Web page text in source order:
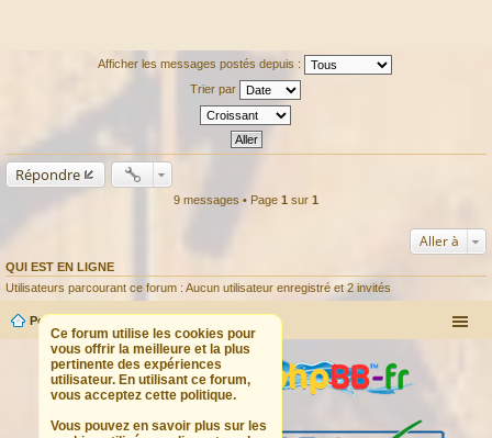
Afficher les messages postés depuis :
Trier par
Répondre
9 messages • Page 1 sur 1
Aller à
QUI EST EN LIGNE
Utilisateurs parcourant ce forum : Aucun utilisateur enregistré et 2 invités
Ce forum utilise les cookies pour
vous offrir la meilleure et la plus
pertinente des expériences
utilisateur. En utilisant ce forum,
vous acceptez cette politique.
Vous pouvez en savoir plus sur les
Portail